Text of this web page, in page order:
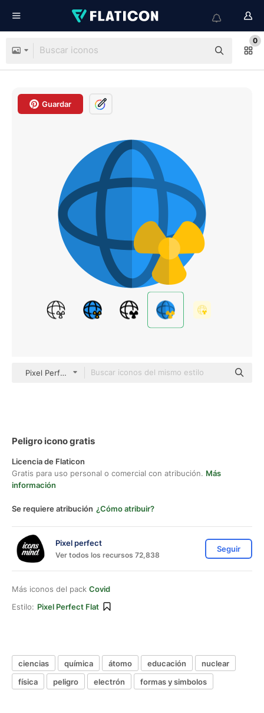
0
Guardar
Pixel Perfect Flat
Peligro icono gratis
Licencia de Flaticon
Gratis para uso personal o comercial con atribución. Más
información
Se requiere atribución ¿Cómo atribuir?
Pixel perfect
Ver todos los recursos 72,838
Seguir
Más iconos del pack Covid
Estilo: Pixel Perfect Flat
ciencias química átomo educación
nuclear
física
peligro electrón formas y simbolos